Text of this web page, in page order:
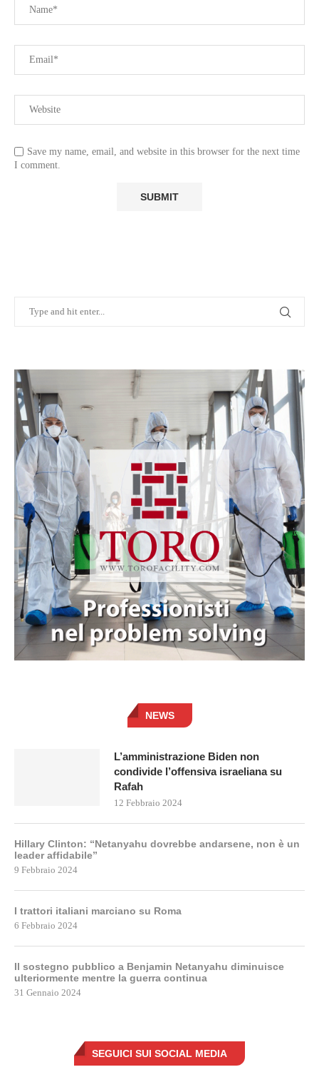
Save my name, email, and website in this browser for the next time
I comment.
NEWS
L’amministrazione Biden non
condivide l’offensiva israeliana su
Rafah
12 Febbraio 2024
Hillary Clinton: “Netanyahu dovrebbe andarsene, non è un
leader affidabile”
9 Febbraio 2024
I trattori italiani marciano su Roma
6 Febbraio 2024
Il sostegno pubblico a Benjamin Netanyahu diminuisce
ulteriormente mentre la guerra continua
31 Gennaio 2024
SEGUICI SUI SOCIAL MEDIA